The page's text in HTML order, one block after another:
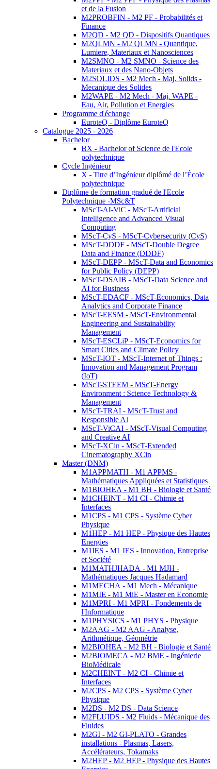
et de la Fusion
M2PROBFIN - M2 PF - Probabilités et
Finance
M2QD - M2 QD - Dispositifs Quantiques
M2QLMN - M2 QLMN - Quantique,
Lumiere, Materiaux et Nanosciences
M2SMNO - M2 SMNO - Science des
Materiaux et des Nano-Objets
M2SOLIDS - M2 Mech - Maj. Solids -
Mecanique des Solides
M2WAPE - M2 Mech - Maj. WAPE -
Eau, Air, Pollution et Energies
Programme d'échange
EuroteQ - Diplôme EuroteQ
Catalogue 2025 - 2026
Bachelor
BX - Bachelor of Science de l'Ecole
polytechnique
Cycle Ingénieur
X - Titre d’Ingénieur diplômé de l’École
polytechnique
Diplôme de formation gradué de l'Ecole
Polytechnique -MSc&T
MScT-AI-ViC - MScT-Artificial
Intelligence and Advanced Visual
Computing
MScT-CyS - MScT-Cybersecurity (CyS)
MScT-DDDF - MScT-Double Degree
Data and Finance (DDDF)
MScT-DEPP - MScT-Data and Economics
for Public Policy (DEPP)
MScT-DSAIB - MScT-Data Science and
AI for Business
MScT-EDACF - MScT-Economics, Data
Analytics and Corporate Finance
MScT-EESM - MScT-Environmental
Engineering and Sustainability
Management
MScT-ESCLiP - MScT-Economics for
Smart Cities and Climate Policy
MScT-IOT - MScT-Internet of Things :
Innovation and Management Program
(IoT)
MScT-STEEM - MScT-Energy
Environment : Science Technology &
Management
MScT-TRAI - MScT-Trust and
Responsible AI
MScT-ViCAI - MScT-Visual Computing
and Creative AI
MScT-XCin - MScT-Extended
Cinematography XCin
Master (DNM)
M1APPMATH - M1 APPMS -
Mathématiques Appliquées et Statistiques
M1BIOHEA - M1 BH - Biologie et Santé
M1CHEINT - M1 CI - Chimie et
Interfaces
M1CPS - M1 CPS - Système Cyber
Physique
M1HEP - M1 HEP - Physique des Hautes
Energies
M1IES - M1 IES - Innovation, Entreprise
et Société
M1MATHJHADA - M1 MJH -
Mathématiques Jacques Hadamard
M1MECHA - M1 Mech - Mécanique
M1MIE - M1 MiE - Master en Economie
M1MPRI - M1 MPRI - Fondements de
l'Informatique
M1PHYSICS - M1 PHYS - Physique
M2AAG - M2 AAG - Analyse,
Arithmétique, Géométrie
M2BIOHEA - M2 BH - Biologie et Santé
M2BIOMECA - M2 BME - Ingénierie
BioMédicale
M2CHEINT - M2 CI - Chimie et
Interfaces
M2CPS - M2 CPS - Système Cyber
Physique
M2DS - M2 DS - Data Science
M2FLUIDS - M2 Fluids - Mécanique des
Fluides
M2GI - M2 GI-PLATO - Grandes
installations - Plasmas, Lasers,
Accélérateurs, Tokamaks
M2HEP - M2 HEP - Physique des Hautes